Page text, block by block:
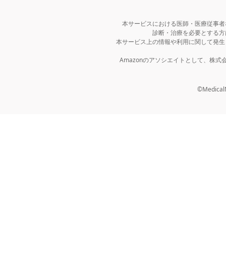
本サービスにおける医師・医療従事
診断・治療を必要とする
本サービス上の情報や利用に関して発
Amazonのアソシエイトとして、株式